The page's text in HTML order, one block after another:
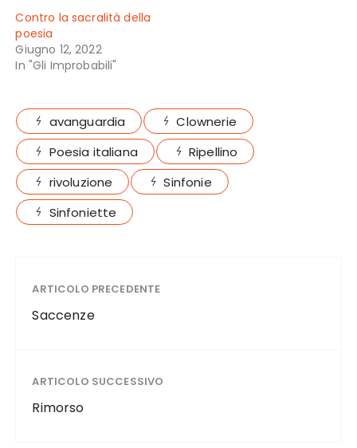
Contro la sacralità della
poesia
Giugno 12, 2022
In "Gli Improbabili"
avanguardia
Clownerie
Poesia italiana
Ripellino
rivoluzione
Sinfonie
Sinfoniette
ARTICOLO PRECEDENTE
Saccenze
ARTICOLO SUCCESSIVO
Rimorso